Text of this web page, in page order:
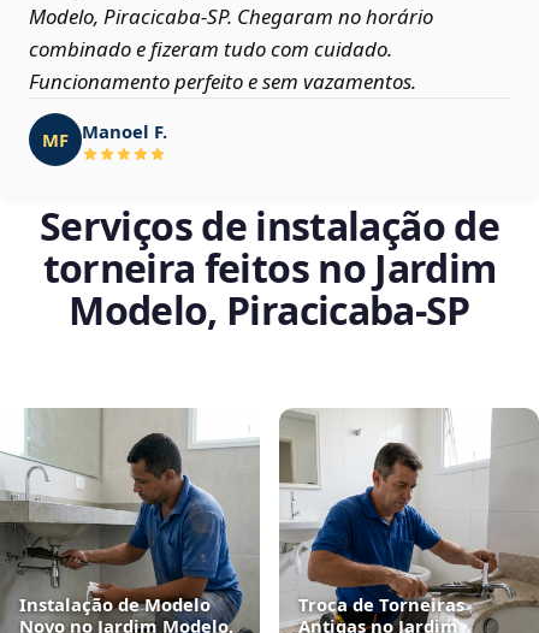
Modelo, Piracicaba‑SP. Chegaram no horário
combinado e fizeram tudo com cuidado.
Funcionamento perfeito e sem vazamentos.
MF Manoel F.
Serviços de instalação de
torneira feitos no Jardim
Modelo, Piracicaba‑SP
Instalação de Modelo
Novo no Jardim Modelo,
Troca de Torneiras
Antigas no Jardim